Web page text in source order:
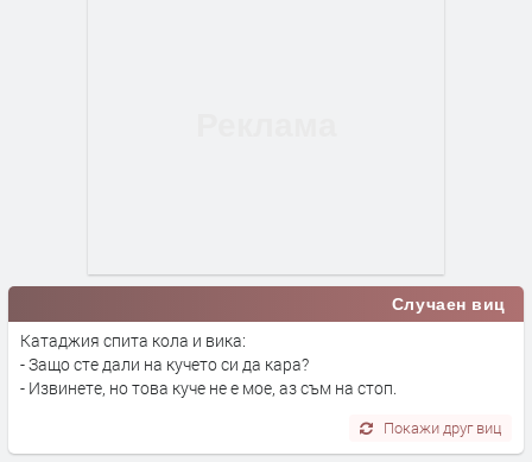
Случаен виц
Катаджия спита кола и вика:
- Защо сте дали на кучето си да кара?
- Извинете, но това куче не е мое, аз съм на стоп.
Покажи друг виц